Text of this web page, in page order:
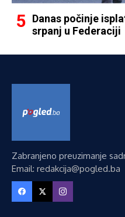
Danas počinje
srpanj u Federaciji
Zabranjeno preuzimanje
Email: redakcija@pogled.ba